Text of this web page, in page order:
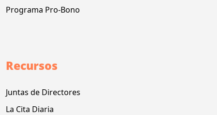
Programa Pro-Bono
Recursos
Juntas de Directores
La Cita Diaria